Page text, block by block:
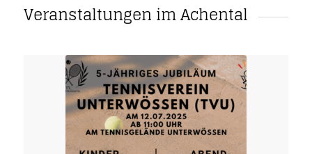
Veranstaltungen im Achental